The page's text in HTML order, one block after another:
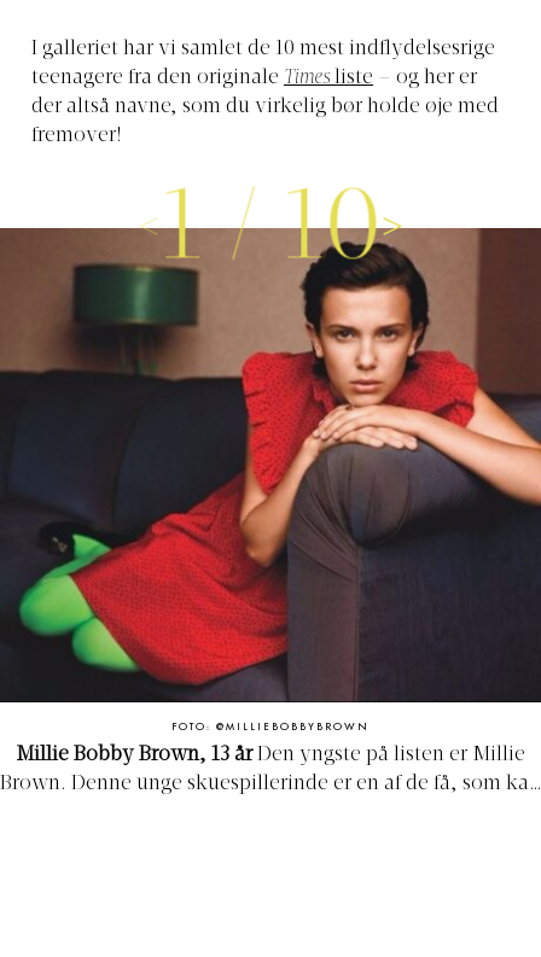
I galleriet har vi samlet de 10 mest indflydelsesrige
teenagere fra den originale Timesliste – og her er
der altså navne, som du virkelig bør holde øje med
fremover!
1/10
FOTO: @MILLIEBOBBYBROWN
Millie Bobby Brown, 13 år Den yngste på listen er Millie
Brown. Denne unge skuespillerinde er en af de få, som kan